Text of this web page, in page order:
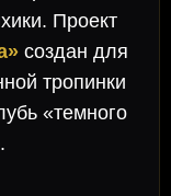
Проект
создан для
тропинки
«темного